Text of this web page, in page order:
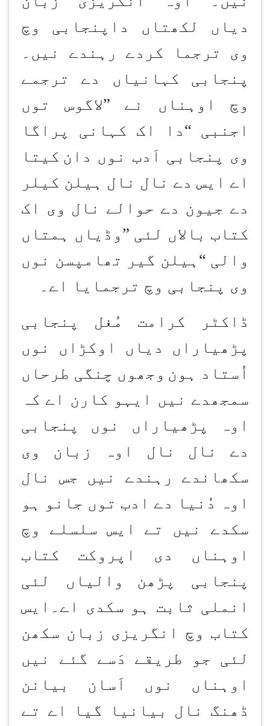
دیاں لکھتاں داپنجابی وچ
وی ترجما کردے رہندے نیں۔
پنجابی کہانیاں دے ترجمے
وچ اوہناں نے ”لاگوس توں
اجنبی “دا اک کہانی پراگا
وی پنجابی اَدب نوں دان کیتا
اے ایس دے نال نال ہیلن کیلر
دے جیون دے حوالے نال وی اک
کتاب بالاں لئی ” وڈیاں ہمتاں
والی “ ہیلن گیر تھامپسن نوں
وی پنجابی وچ ترجمایا اے۔
ڈاکٹر کرامت مُغل پنجابی
پڑھیاراں دیاں اوکڑاں نوں
اُستاد ہون وجھوں چنگی طرحاں
سمجھدے نیں ایہو کارن اے کہ
اوہ پڑھیاراں نوں پنجابی
دے نال نال اوہ زبان وی
سکھاندے رہندے نیں جس نال
اوہ دُنیا دے ادب توں جانو ہو
سکدے نیں تے ایس سلسلے وچ
اوہناں دی اپروکت کتاب
پنجابی پڑھن
والیاں لئی
انملی ثابت ہو سکدی اے۔ایس
کتاب وچ انگریزی زبان سکھن
لئی جو طریقے دَسے گئے نیں
اوہناں نوں اَسان بیانن
ڈھنگ نال بیانیا گیا اے تے